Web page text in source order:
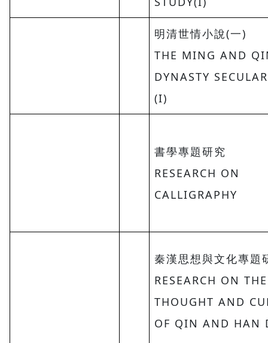
明清世情小說(一)
THE MING AND
DYNASTY
(I)
書學專題研究
RESEARCH ON
CALLIGRAPHY
秦漢思想與文化專題
RESEARCH ON THE
THOUGHT AND
OF QIN AND HAN